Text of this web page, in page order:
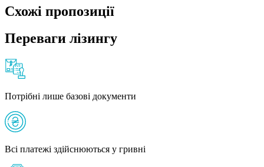
Схожі пропозиції
Переваги лізингу
Потрібні лише базові документи
Всі платежі здійснюються у гривні